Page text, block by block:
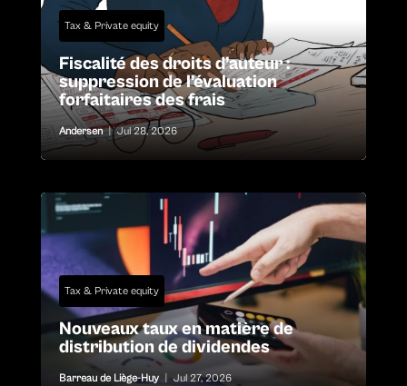
Tax & Private equity
Fiscalité des droits d’auteur :
suppression de l’évaluation
forfaitaires des frais
Andersen | Jul 28, 2026
Tax & Private equity
Nouveaux taux en matière de
distribution de dividendes
Barreau de Liège-Huy Jul 27, 2026